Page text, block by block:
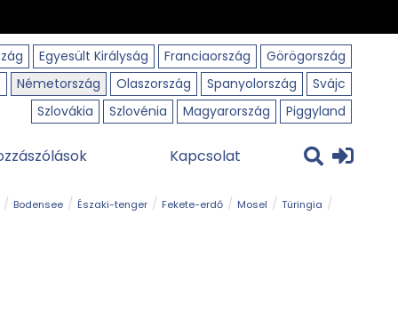
Egyesült Királyság Franciaország
Görögország
Németország Olaszország Spanyolország
Svájc
Szlovákia
Szlovénia Magyarország Piggyland
Kapcsolat
Bodensee Északi-tenger Fekete-erdő Mosel Türingia